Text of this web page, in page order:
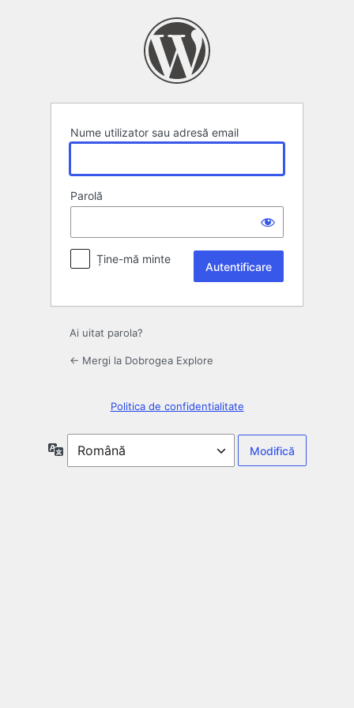
Nume utilizator sau adresă email
Parolă
Ține-mă minte
Ai uitat parola?
← Mergi la Dobrogea Explore
Politica de confidentialitate
Limbă